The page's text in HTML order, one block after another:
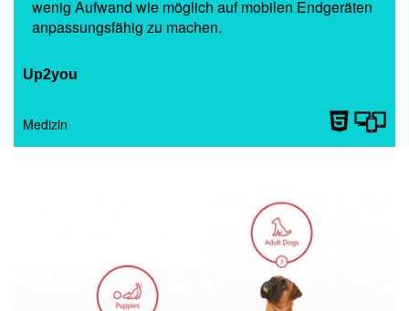
wenig Aufwand wie möglich auf mobilen Endgeräten
anpassungsfähig zu machen.
Up2you
Medizin